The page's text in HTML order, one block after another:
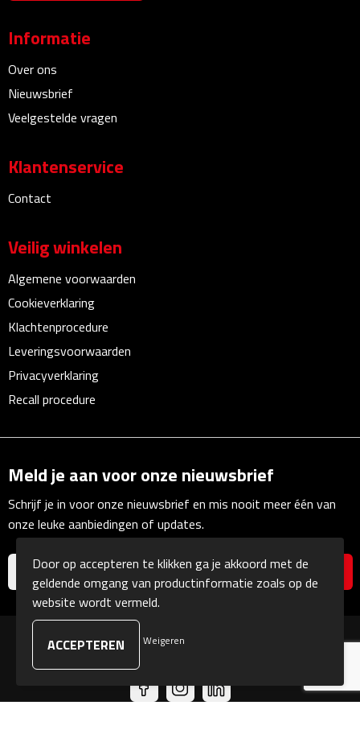
Bureauklokken
Bureaulampen
Boekenleggers
Briefopeners
Gummen
Linialen
Pennen etui's
Pennenhouders
Puntenslijpers
Rekenmachines
Documentmappen
Informatie
Over ons
Nieuwsbrief
Veelgestelde vragen
Klantenservice
Contact
Veilig winkelen
Algemene voorwaarden
Cookieverklaring
Klachtenprocedure
Leveringsvoorwaarden
Privacyverklaring
Recall procedure
Meld je aan voor onze nieuwsbrief
Schrijf je in voor onze nieuwsbrief en mis nooit meer één van
onze leuke aanbiedingen of updates.
© Copyright Kranengeschenken 2026
Door op accepteren te klikken ga je akkoord met de
geldende omgang van productinformatie zoals op de
website wordt vermeld.
Weigeren